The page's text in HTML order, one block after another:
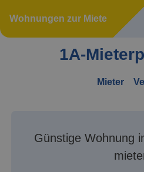
Wohnungen zur Miete
1A-
Mieter
Günstige Wohnung